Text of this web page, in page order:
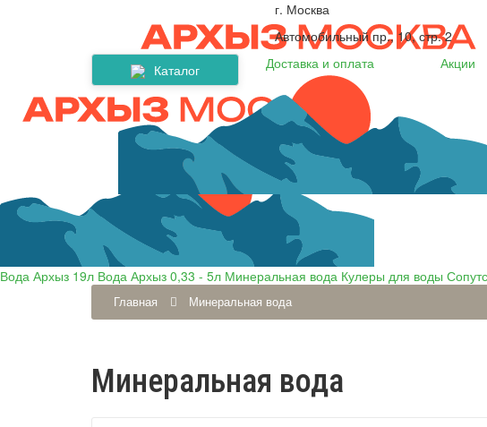
г. Москва
Автомобильный пр., 10, стр. 2
Каталог
Вода Архыз 19л
Вода Архыз 0,33 - 5л
Минеральная вода
Кулеры для воды
Сопутствующие товары
Доставка и оплата Акции
Вода Архыз 19л Вода Архыз 0,33 - 5л Минеральная вода Кулеры для воды
Главная Минеральная вода
Минеральная вода